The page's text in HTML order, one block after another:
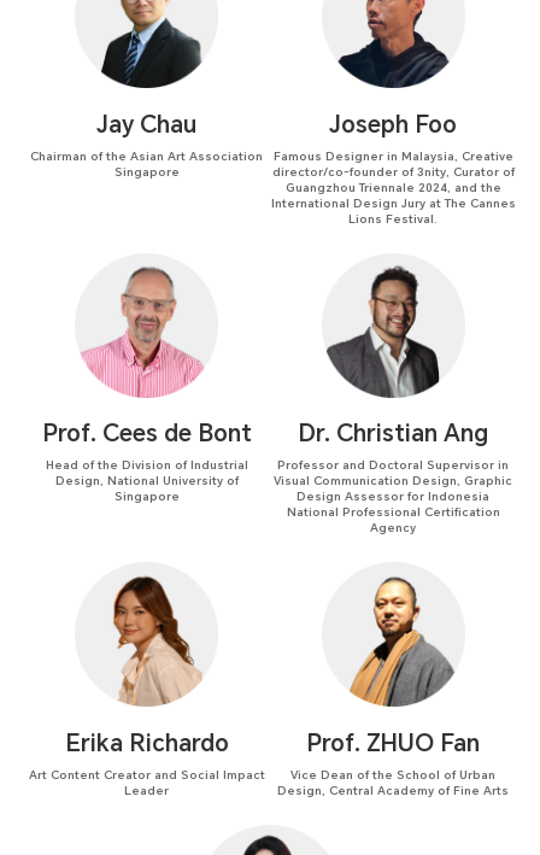
Jay Chau
Chairman of the Asian Art Association
Singapore
Joseph Foo
Famous Designer in Malaysia, Creative
director/co-founder of 3nity, Curator of
Guangzhou Triennale 2024, and the
International Design Jury at The Cannes
Lions Festival.
Prof. Cees de Bont
Head of the Division of Industrial
Design, National University of
Singapore
Dr. Christian Ang
Professor and Doctoral Supervisor in
Visual Communication Design, Graphic
Design Assessor for Indonesia
National Professional Certification
Agency
Erika Richardo
Art Content Creator and Social Impact
Leader
Prof. ZHUO Fan
Vice Dean of the School of Urban
Design, Central Academy of Fine Arts